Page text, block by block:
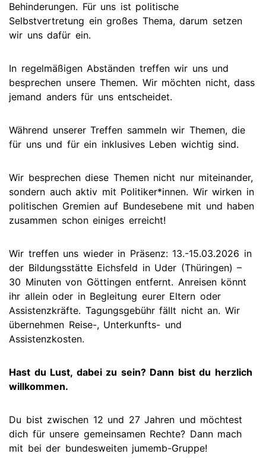
Behinderungen. Für uns ist politische
Selbstvertretung ein großes Thema, darum setzen
wir uns dafür ein.
In regelmäßigen Abständen treffen wir uns und
besprechen unsere Themen. Wir möchten nicht, dass
jemand anders für uns entscheidet.
Während unserer Treffen sammeln wir Themen, die
für uns und für ein inklusives Leben wichtig sind.
Wir besprechen diese Themen nicht nur miteinander,
sondern auch aktiv mit Politiker*innen. Wir wirken in
politischen Gremien auf Bundesebene mit und haben
zusammen schon einiges erreicht!
Wir treffen uns wieder in Präsenz: 13.-15.03.2026 in
der Bildungsstätte Eichsfeld in Uder (Thüringen) –
30 Minuten von Göttingen entfernt. Anreisen könnt
ihr allein oder in Begleitung eurer Eltern oder
Assistenzkräfte. Tagungsgebühr fällt nicht an. Wir
übernehmen Reise-, Unterkunfts- und
Assistenzkosten.
Hast du Lust, dabei zu sein? Dann bist du herzlich
willkommen.
Du bist zwischen 12 und 27 Jahren und möchtest
dich für unsere gemeinsamen Rechte? Dann mach
mit bei der bundesweiten jumemb-Gruppe!